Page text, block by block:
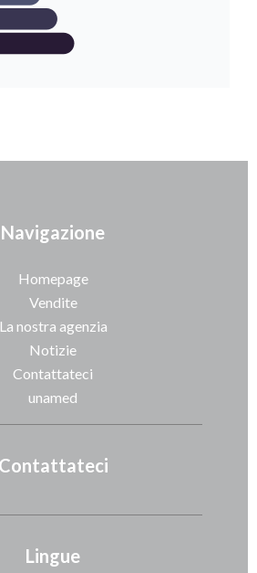
Navigazione
Homepage
Vendite
La nostra agenzia
Notizie
Contattateci
unamed
Contattateci
Lingue